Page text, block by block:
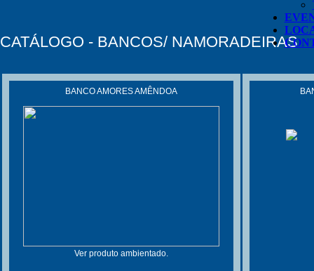
CATÁLOGO - BANCOS/ NAMORADEIRAS
BANCO AMORES AMÊNDOA
Ver produto ambientado.